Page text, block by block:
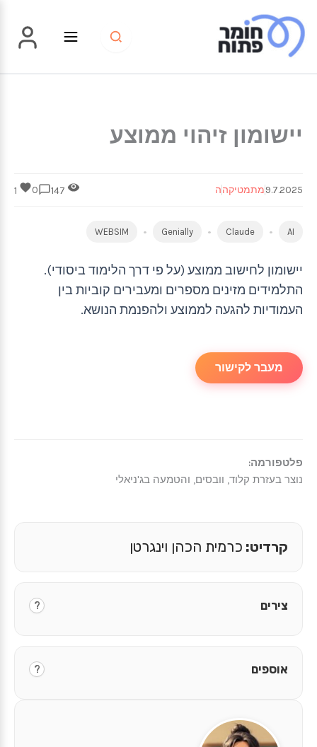
לתוכן
יישומון זיהוי ממוצע
9.7.2025מתמטיקהה 0
AI
Claude
Genially
WEBSIM
יישומון לחישוב ממוצע (על פי דרך הלימוד ביסודי).
התלמידים מזינים מספרים ומעבירים קוביות בין
העמודיות להגעה לממוצע ולהפנמת הנושא.
מעבר לקישור
פלטפורמה:
נוצר בעזרת קלוד, וובסים, והטמעה בג'ניאלי
קרדיט: כרמית הכהן וינגרטן
צירים ?
אוספים ?